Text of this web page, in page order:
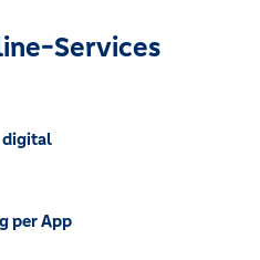
Services
digital
per App